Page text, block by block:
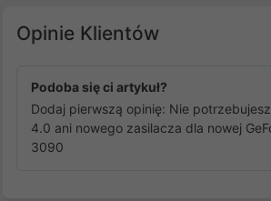
Opinie Klientów
Podoba się ci artykuł?
Dodaj pierwszą opinię: Nie
4.0 ani nowego zasilacza dla nowej
3090